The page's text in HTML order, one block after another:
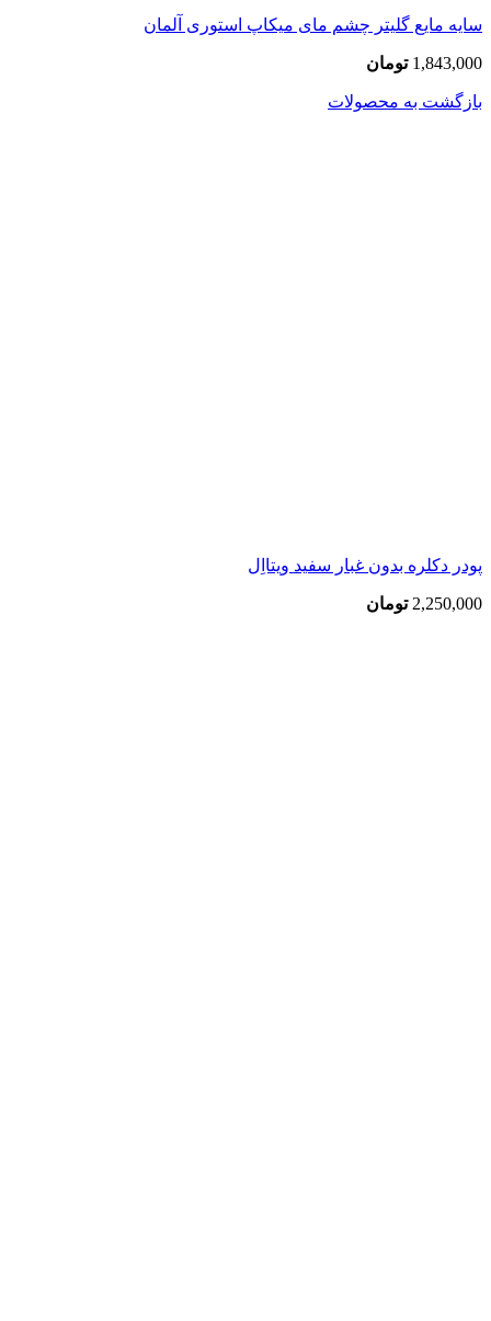
سایه مایع گلیتر چشم مای میکاپ استوری آلمان
1,843,000 تومان
بازگشت به محصولات
پودر دکلره بدون غبار سفید ویتااِل
2,250,000 تومان